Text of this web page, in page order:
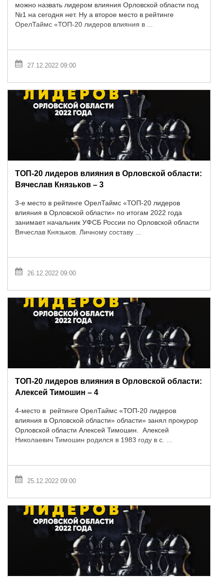
можно назвать лидером влияния Орловской области под
№1 на сегодня нет. Ну а второе место в рейтинге
ОрелТаймс «ТОП-20 лидеров влияния в ...
27.12.2022 09:00
ТОП-20 лидеров влияния в Орловской области:
Вячеслав Князьков – 3
3-е место в рейтинге ОрелТаймс «ТОП-20 лидеров
влияния в Орловской области» по итогам 2022 года
занимает начальник УФСБ России по Орловской области
Вячеслав Князьков. Личному составу ...
26.12.2022 09:00
ТОП-20 лидеров влияния в Орловской области:
Алексей Тимошин – 4
4-место в рейтинге ОрелТаймс «ТОП-20 лидеров
влияния в Орловской области» области» занял прокурор
Орловской области Алексей Тимошин. Алексей
Николаевич Тимошин родился в 1983 году в с. ...
25.12.2022 09:00